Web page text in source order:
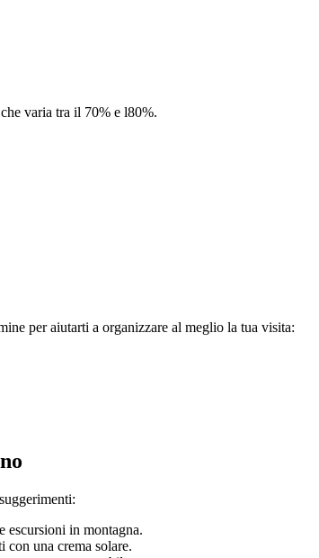
varia tra il 70% e l80%.
per aiutarti a organizzare al meglio la tua visita:
escursioni in montagna.
con una crema solare.